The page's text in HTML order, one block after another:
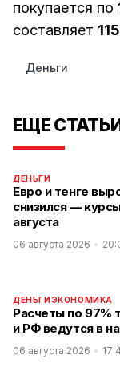
покупается по
составляет
Деньги
ЕЩЕ
ДЕНЬГИ
Евро и тенге
снизился —
августа
06 августа 2026
ДЕНЬГИЭКОНОМИКА
Расчеты по 97%
и РФ ведутся в
06 августа 2026